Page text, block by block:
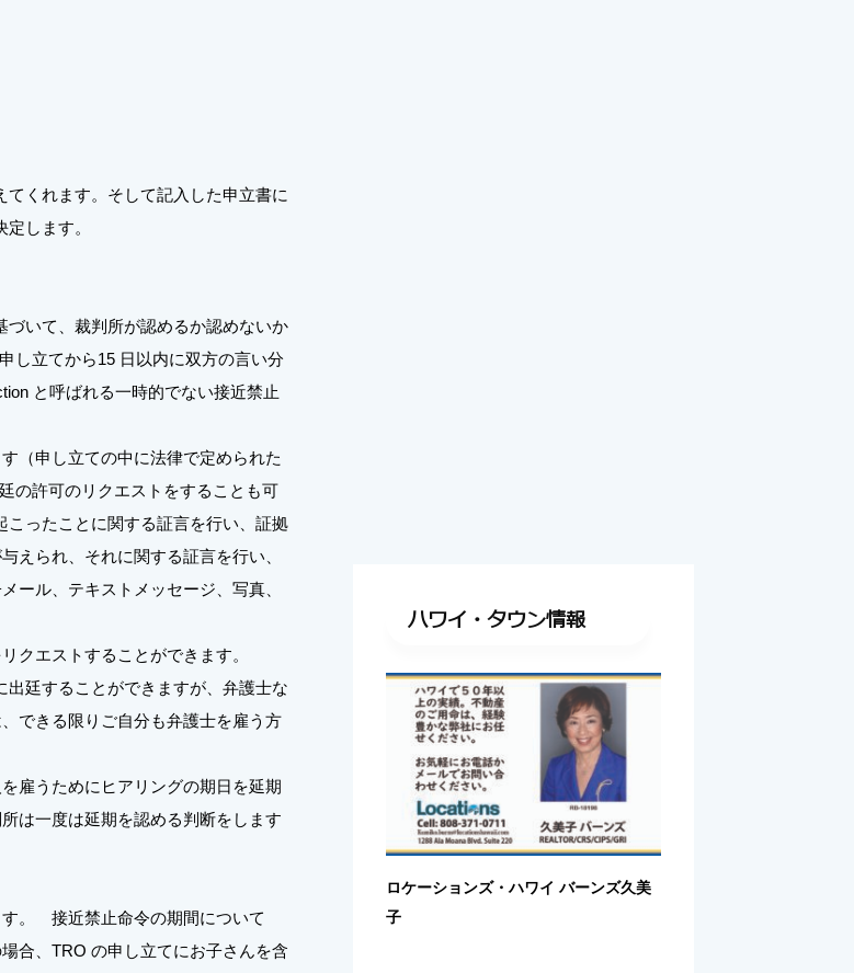
くれます。そして記入した申立書に
します。
いて、裁判所が認めるか認めないか
し立てから15 日以内に双方の言い分
と呼ばれる一時的でない接近禁止
（申し立ての中に法律で定められた
の許可のリクエストをすることも可
ったことに関する証言を行い、証拠
えられ、それに関する証言を行い、
ール、テキストメッセージ、写真、
クエストすることができます。
廷することができますが、弁護士な
できる限りご自分も弁護士を雇う方
雇うためにヒアリングの期日を延期
は一度は延期を認める判断をします
。 接近禁止命令の期間について
合、TRO の申し立てにお子さんを含
ハワイ・タウン情報
ロケーションズ・ハワイ バーンズ久美
子